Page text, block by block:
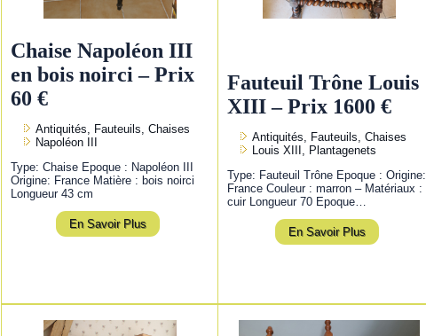
Chaise Napoléon III
en bois noirci – Prix
60 €
Antiquités, Fauteuils, Chaises
Napoléon III
Type: Chaise Epoque : Napoléon III
Origine: France Matière : bois noirci
Longueur 43 cm
En Savoir Plus
Fauteuil Trône Louis
XIII – Prix 1600 €
Antiquités, Fauteuils, Chaises
Louis XIII, Plantagenets
Type: Fauteuil Trône Epoque : Origine:
France Couleur : marron – Matériaux :
cuir Longueur 70 Epoque…
En Savoir Plus